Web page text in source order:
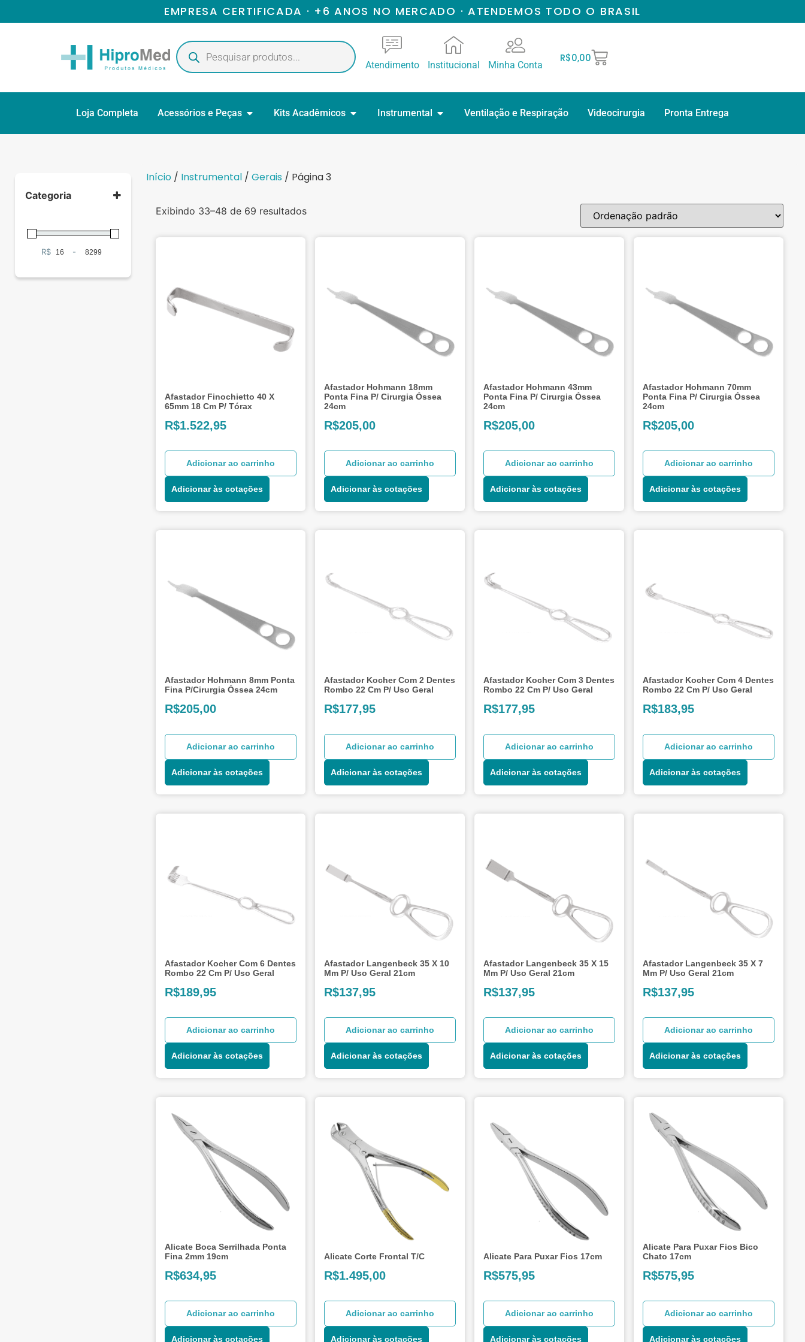
EMPRESA CERTIFICADA · +6 ANOS NO MERCADO · ATENDEMOS TODO O BRASIL
Atendimento Institucional Minha Conta
R$0,00
Loja Completa Acessórios e Peças Kits Acadêmicos Instrumental Ventilação e Respiração Videocirurgia Pronta Entrega
Categoria
Gerais
Laparoscopia (2)
R$ Minimum Price
-Maximum Price
Início / Instrumental /Gerais / Página 3
Exibindo 33–48 de 69 resultados
Afastador Finochietto 40 X
65mm 18 Cm P/ Tórax
R$1.522,95
Adicionar ao carrinho
Adicionar às cotações
Afastador Hohmann 18mm
Ponta Fina P/ Cirurgia Óssea
24cm
R$205,00
Adicionar ao carrinho
Adicionar às cotações
Afastador Hohmann 43mm
Ponta Fina P/ Cirurgia Óssea
24cm
R$205,00
Adicionar ao carrinho
Adicionar às cotações
Afastador Hohmann 70mm
Ponta Fina P/ Cirurgia Óssea
24cm
R$205,00
Adicionar ao carrinho
Adicionar às cotações
Afastador Hohmann 8mm Ponta
Fina P/Cirurgia Óssea 24cm
R$205,00
Adicionar ao carrinho
Adicionar às cotações
Afastador Kocher Com 2 Dentes
Rombo 22 Cm P/ Uso Geral
R$177,95
Adicionar ao carrinho
Adicionar às cotações
Afastador Kocher Com 3 Dentes
Rombo 22 Cm P/ Uso Geral
R$177,95
Adicionar ao carrinho
Adicionar às cotações
Afastador Kocher Com 4 Dentes
Rombo 22 Cm P/ Uso Geral
R$183,95
Adicionar ao carrinho
Adicionar às cotações
Afastador Kocher Com 6 Dentes
Rombo 22 Cm P/ Uso Geral
R$189,95
Adicionar ao carrinho
Adicionar às cotações
Afastador Langenbeck 35 X 10
Mm P/ Uso Geral 21cm
R$137,95
Adicionar ao carrinho
Adicionar às cotações
Afastador Langenbeck 35 X 15
Mm P/ Uso Geral 21cm
R$137,95
Adicionar ao carrinho
Adicionar às cotações
Afastador Langenbeck 35 X 7
Mm P/ Uso Geral 21cm
R$137,95
Adicionar ao carrinho
Adicionar às cotações
Alicate Boca Serrilhada Ponta
Fina 2mm 19cm
R$634,95
Adicionar ao carrinho
Adicionar às cotações
Alicate Corte Frontal T/C
R$1.495,00
Adicionar ao carrinho
Adicionar às cotações
Alicate Para Puxar Fios 17cm
R$575,95
Adicionar ao carrinho
Adicionar às cotações
Alicate Para Puxar Fios Bico
Chato 17cm
R$575,95
Adicionar ao carrinho
Adicionar às cotações